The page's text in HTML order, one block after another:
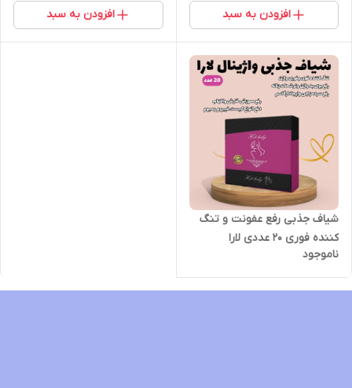
افزودن به سبد افزودن به سبد
شیاف جذبی رفع عفونت و تنگ
کننده فوری ۲۰ عددی لارا
ناموجود